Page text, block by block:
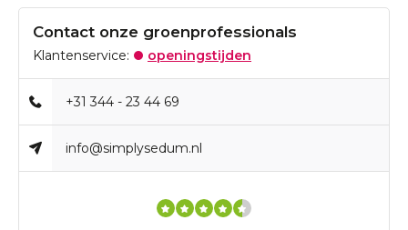
Contact onze groenprofessionals
Klantenservice: openingstijden
+31 344 - 23 44 69
info@simplysedum.nl